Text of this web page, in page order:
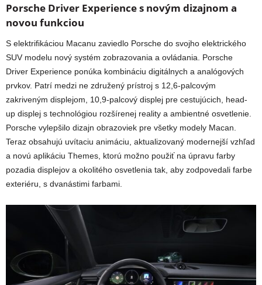
Porsche Driver Experience s novým dizajnom a
novou funkciou
S elektrifikáciou Macanu zaviedlo Porsche do svojho elektrického
SUV modelu nový systém zobrazovania a ovládania. Porsche
Driver Experience ponúka kombináciu digitálnych a analógových
prvkov. Patrí medzi ne združený prístroj s 12,6-palcovým
zakriveným displejom, 10,9-palcový displej pre cestujúcich, head-
up displej s technológiou rozšírenej reality a ambientné osvetlenie.
Porsche vylepšilo dizajn obrazoviek pre všetky modely Macan.
Teraz obsahujú uvítaciu animáciu, aktualizovaný modernejší vzhľad
a novú aplikáciu Themes, ktorú možno použiť na úpravu farby
pozadia displejov a okolitého osvetlenia tak, aby zodpovedali farbe
exteriéru, s dvanástimi farbami.